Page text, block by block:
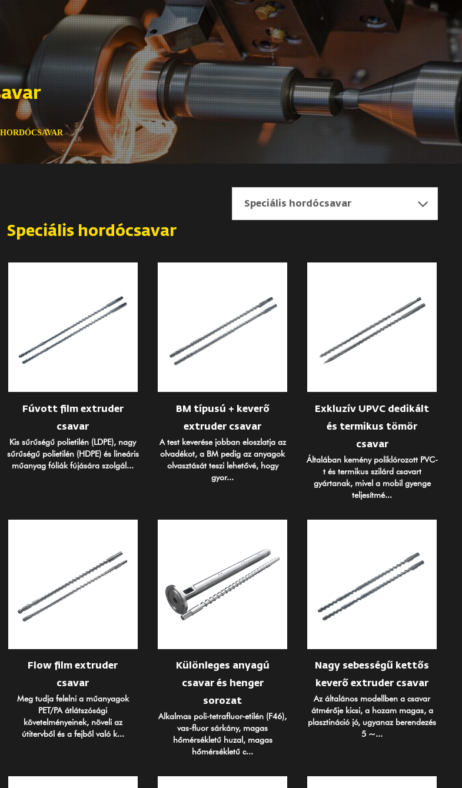
Speciális hordócsavar
Speciális hordócsavar
Fúvott film extruder
csavar
Kis sűrűségű polietilén (LDPE), nagy
sűrűségű polietilén (HDPE) és lineáris
műanyag fóliák fújására szolgál...
BM típusú + keverő
extruder csavar
A test keverése jobban eloszlatja az
olvadékot, a BM pedig az anyagok
olvasztását teszi lehetővé, hogy
gyor...
Exkluzív UPVC dedikált
és termikus tömör
csavar
Általában kemény poliklórozott PVC-
t és termikus szilárd csavart
gyártanak, mivel a mobil gyenge
teljesítmé...
Flow film extruder
csavar
Meg tudja felelni a műanyagok
PET/PA átlátszósági
követelményeinek, növeli az
útitervből és a fejből való k...
Különleges anyagú
csavar és henger
sorozat
Alkalmas poli-tetrafluor-etilén (F46),
vas-fluor sárkány, magas
hőmérsékletű huzal, magas
hőmérsékletű c...
Nagy sebességű kettős
keverő extruder csavar
Az általános modellben a csavar
átmérője kicsi, a hozam magas, a
plasztináció jó, ugyanaz berendezés
5 ~...